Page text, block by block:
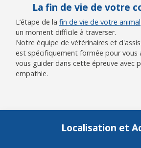
La fin de vie de votre
L’étape de la fin de vie de votre animal
un moment difficile à traverser.
Notre équipe de vétérinaires et
est spécifiquement formée pour vous
vous guider dans cette épreuve avec
empathie.
Localisation et